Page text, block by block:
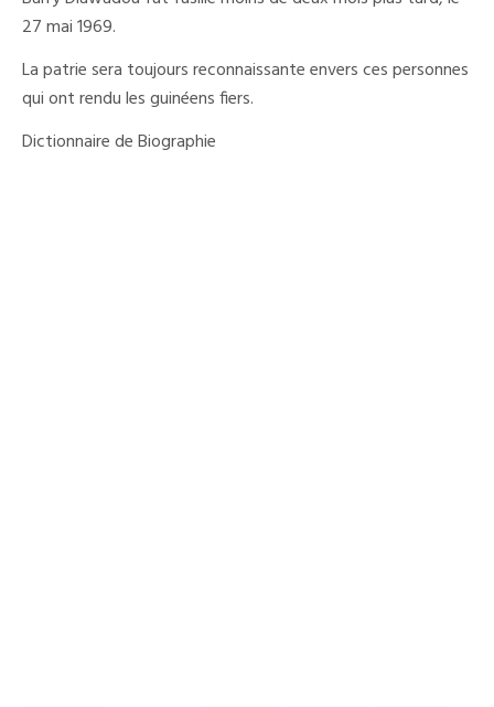
27 mai 1969.
La patrie sera toujours reconnaissante envers ces personnes
qui ont rendu les guinéens fiers.
Dictionnaire de Biographie